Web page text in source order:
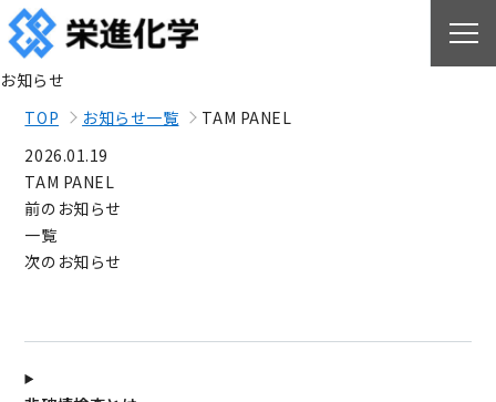
お知らせ
TOP
お知らせ一覧
TAM PANEL
2026.01.19
TAM PANEL
前のお知らせ
一覧
次のお知らせ